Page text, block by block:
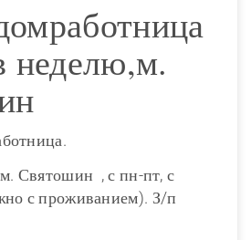
неделю,м.
Святошин , с пн-пт, с
с проживанием). З/п